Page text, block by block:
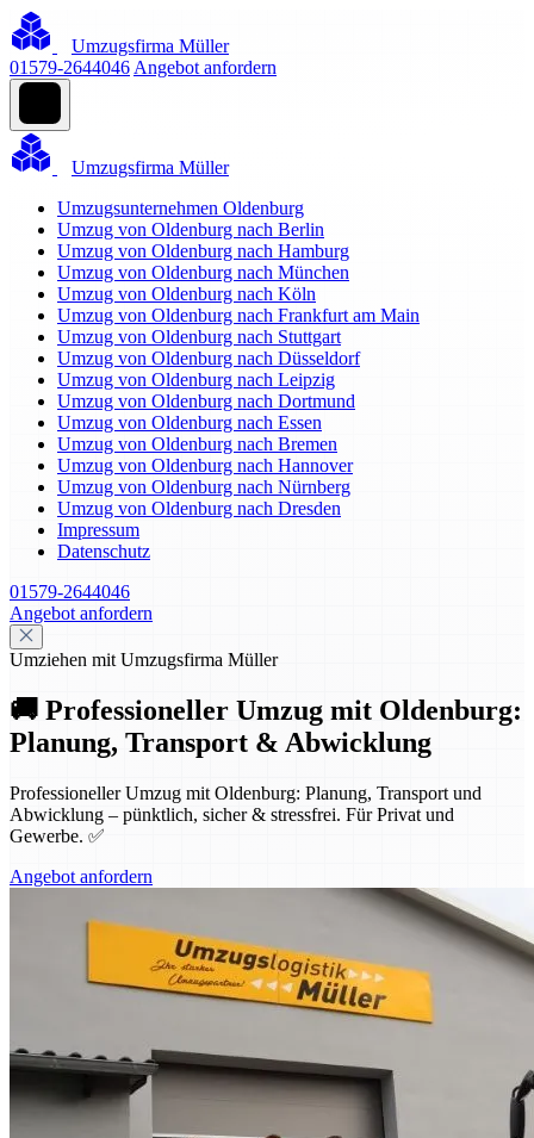
Umzugsfirma Müller
01579-2644046 Angebot anfordern
Umzugsfirma Müller
Umzugsunternehmen Oldenburg
Umzug von Oldenburg nach Berlin
Umzug von Oldenburg nach Hamburg
Umzug von Oldenburg nach München
Umzug von Oldenburg nach Köln
Umzug von Oldenburg nach Frankfurt am Main
Umzug von Oldenburg nach Stuttgart
Umzug von Oldenburg nach Düsseldorf
Umzug von Oldenburg nach Leipzig
Umzug von Oldenburg nach Dortmund
Umzug von Oldenburg nach Essen
Umzug von Oldenburg nach Bremen
Umzug von Oldenburg nach Hannover
Umzug von Oldenburg nach Nürnberg
Umzug von Oldenburg nach Dresden
Impressum
Datenschutz
01579-2644046
Angebot anfordern
Umziehen mit Umzugsfirma Müller
🚚 Professioneller Umzug mit Oldenburg:
Planung, Transport & Abwicklung
Professioneller Umzug mit Oldenburg: Planung, Transport und
Abwicklung – pünktlich, sicher & stressfrei. Für Privat und
Gewerbe. ✅
Angebot anfordern